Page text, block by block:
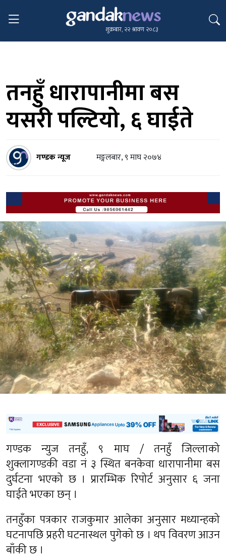
शुक्रबार, २२ श्रावण २०८३
तनहुँ धारापानीमा बस
यसरी पल्टियो, ६ घाईते
गण्डक न्यूज मङ्गलबार, ९ माघ २०७४
गण्डक न्युज तनहुँ, ९ माघ / तनहुँ जिल्लाको
शुक्लागण्डकी वडा नं ३ स्थित बनकेवा धारापानीमा बस
दुर्घटना भएको छ । प्रारम्भिक रिपोर्ट अनुसार ६ जना
घाईते भएका छन् ।
तनहुँका पत्रकार राजकुमार आलेका अनुसार मध्यान्हको
घटनापछि प्रहरी घटनास्थल पुगेको छ । थप विवरण आउन
बाँकी छ ।